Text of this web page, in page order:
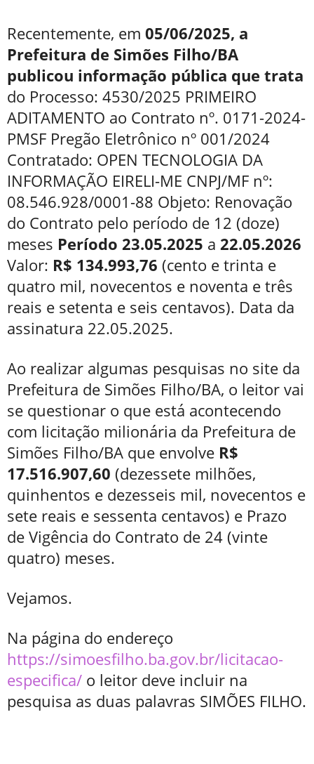
Recentemente, em 05/06/2025, a
Prefeitura de Simões Filho/BA
publicou informação pública que trata
do Processo: 4530/2025 PRIMEIRO
ADITAMENTO ao Contrato nº. 0171-2024-
PMSF Pregão Eletrônico nº 001/2024
Contratado: OPEN TECNOLOGIA DA
INFORMAÇÃO EIRELI-ME CNPJ/MF nº:
08.546.928/0001-88 Objeto: Renovação
do Contrato pelo período de 12 (doze)
meses Período 23.05.2025 a 22.05.2026
Valor: R$ 134.993,76 (cento e trinta e
quatro mil, novecentos e noventa e três
reais e setenta e seis centavos). Data da
assinatura 22.05.2025.
Ao realizar algumas pesquisas no site da
Prefeitura de Simões Filho/BA, o leitor vai
se questionar o que está acontecendo
com licitação milionária da Prefeitura de
Simões Filho/BA que envolve R$
17.516.907,60 (dezessete milhões,
quinhentos e dezesseis mil, novecentos e
sete reais e sessenta centavos) e Prazo
de Vigência do Contrato de 24 (vinte
quatro) meses.
Vejamos.
Na página do endereço
https://simoesfilho.ba.gov.br/licitacao-
especifica/ o leitor deve incluir na
pesquisa as duas palavras SIMÕES FILHO.